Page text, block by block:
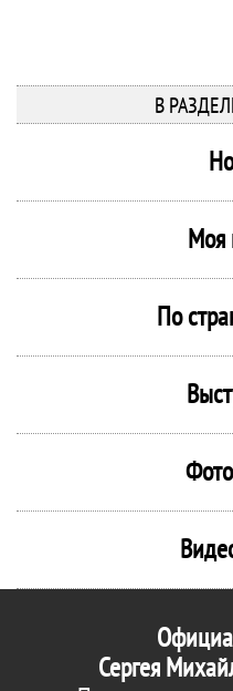
В
Моя
По
Сергея